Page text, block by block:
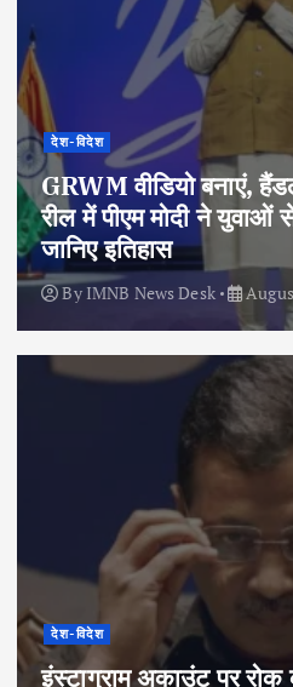
देश-विदेश
GRWM वीडियो बनाएं,
रील में पीएम मोदी ने
जानिए इतिहास
By IMNB News Desk
देश-विदेश
इंस्टाग्राम अकाउंट पर रोक